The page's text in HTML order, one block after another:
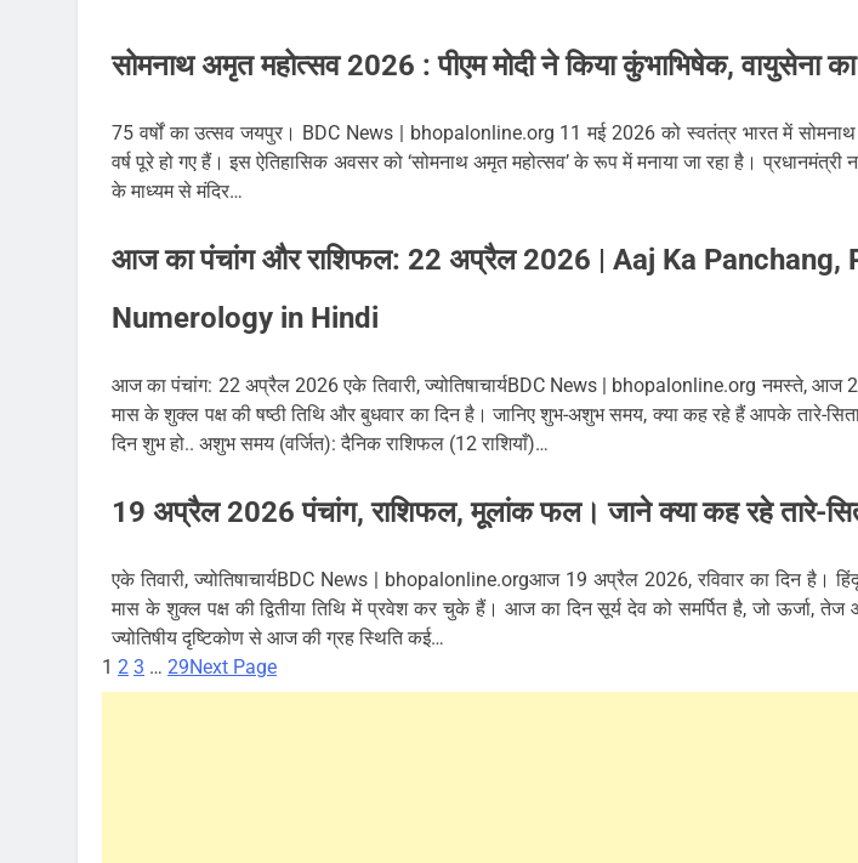
सोमनाथ अमृत महोत्सव 2026 : पीएम मोदी ने किया कुंभाभिषेक, वायुसेना
75 वर्षों का उत्सव जयपुर। BDC News | bhopalonline.org 11 मई 2026 को स्वतंत्र भारत में सोमनाथ
वर्ष पूरे हो गए हैं। इस ऐतिहासिक अवसर को ‘सोमनाथ अमृत महोत्सव’ के रूप में मनाया जा रहा है। प्रधानमंत्री
के माध्यम से मंदिर…
आज का पंचांग और राशिफल: 22 अप्रैल 2026 | Aaj Ka Panchang,
Numerology in Hindi
आज का पंचांग: 22 अप्रैल 2026 एके तिवारी, ज्योतिषाचार्यBDC News | bhopalonline.org नमस्ते, आज
मास के शुक्ल पक्ष की षष्ठी तिथि और बुधवार का दिन है। जानिए शुभ-अशुभ समय, क्या कह रहे हैं आपके तारे-
दिन शुभ हो.. अशुभ समय (वर्जित): दैनिक राशिफल (12 राशियाँ)…
19 अप्रैल 2026 पंचांग, राशिफल, मूूलांक फल। जाने क्या कह रहे तारे-
एके तिवारी, ज्योतिषाचार्यBDC News | bhopalonline.orgआज 19 अप्रैल 2026, रविवार का दिन है।
मास के शुक्ल पक्ष की द्वितीया तिथि में प्रवेश कर चुके हैं। आज का दिन सूर्य देव को समर्पित है, जो ऊर्जा,
ज्योतिषीय दृष्टिकोण से आज की ग्रह स्थिति कई…
1 2 3 … 29Next Page